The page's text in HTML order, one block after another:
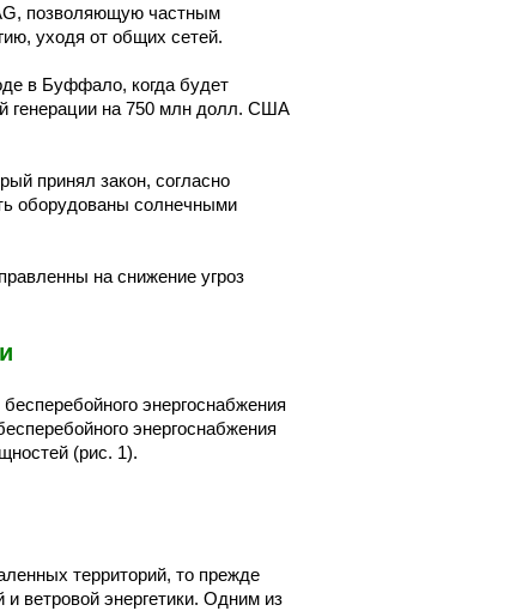
позволяющую частным
уходя от общих сетей.
в Буффало, когда будет
генерации на 750 млн долл. США
принял закон, согласно
оборудованы солнечными
на снижение угроз
энергоснабжения
энергоснабжения
(рис. 1).
территорий, то прежде
ветровой энергетики. Одним из